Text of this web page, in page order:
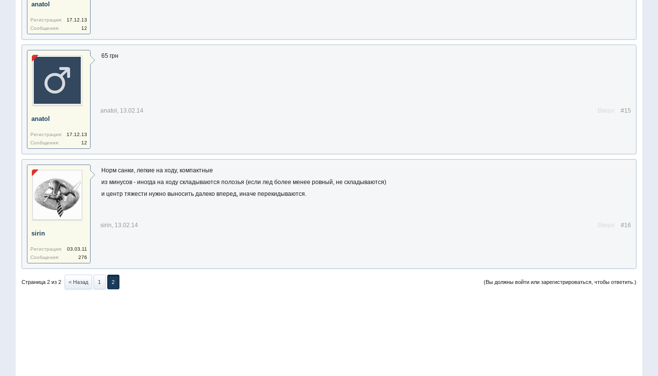
anatol
Регистрация:
17.12.13
Сообщения:
12
anatol
Регистрация:
17.12.13
Сообщения:
12
65 грн
anatol , 13.02.14 #15
Вверх
sirin
Регистрация:
03.03.11
Сообщения:
276
Норм санки, легкие на ходу, компактные
из минусов - иногда на ходу складываются полозья (если лед более менее ровный, не складываются)
и центр тяжести нужно выносить далеко вперед, иначе перекидываются.
sirin, 13.02.14 #16
Вверх
(Вы должны войти или зарегистрироваться, чтобы ответить.)
Страница 2 из 2 < Назад 1 2